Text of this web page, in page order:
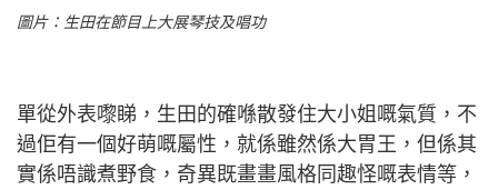
圖片：生田在節目上大展琴技及唱功
單從外表嚟睇，生田的確喺散發住大小姐嘅氣質，不
過佢有一個好萌嘅屬性，就係雖然係大胃王，但係其
實係唔識煮野食，奇異既畫畫風格同趣怪嘅表情等，